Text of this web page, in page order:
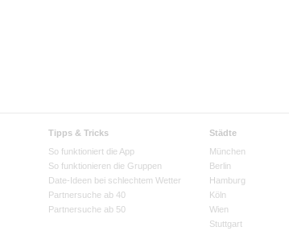
Tipps & Tricks
So funktioniert die App
So funktionieren die Gruppen
Date-Ideen bei schlechtem Wetter
Partnersuche ab 40
Partnersuche ab 50
Städte
München
Berlin
Hamburg
Köln
Wien
Stuttgart